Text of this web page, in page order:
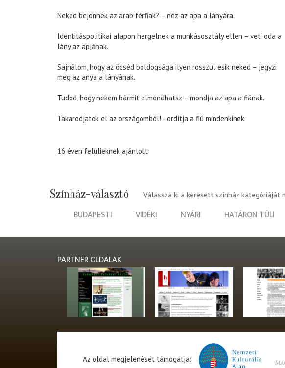
Neked bejönnek az arab férfiak? – néz az apa a lányára.
Identitáspolitikai alapon hergelnek a munkásosztály ellen – veti oda a
lány az apjának.
Sajnálom, hogy az öcséd boldogsága ilyen rosszul esik neked – jegyzi
meg az anya a lányának.
Tudod, hogy nekem bármit elmondhatsz – mondja az apa a fiának.
Takarodjatok el az országomból! - ordítja a fiú mindenkinek.
16 éven felülieknek ajánlott
Színház-választó Válassza ki a keresett színház kategóriáját
BUDAPESTI VIDÉKI NYÁRI HATÁRON TÚLI
PARTNER OLDALAK
Az oldal megjelenését támogatja: